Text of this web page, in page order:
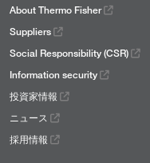
About Thermo Fisher
Suppliers
Social Responsibility (CSR)
Information security
投資家情報
ニュース
採用情報